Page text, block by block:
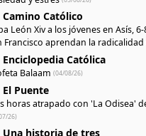
Camino Católico
León Xiv a los jóvenes en Asís, 6-
Francisco aprendan la radicalidad
vuelve ciegos ni violentos, sino
siempre en el seguimiento de
Enciclopedia Católica
Balaam (04/08/26)
El Puente
horas atrapado con 'La Odisea'
26)
Una historia de tres